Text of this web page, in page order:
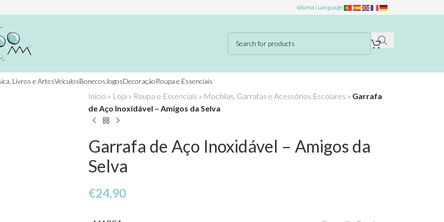
Idioma | Language:
Livros e ArtesVeículosBonecos JogosDecoraçãoRoupa e Essenciais
Início » Loja » Roupa e Essenciais » Mochilas, Garrafas e Acessórios Escolares » Garrafa
de Aço Inoxidável – Amigos da Selva
Garrafa de Aço Inoxidável – Amigos da
Selva
€24,90